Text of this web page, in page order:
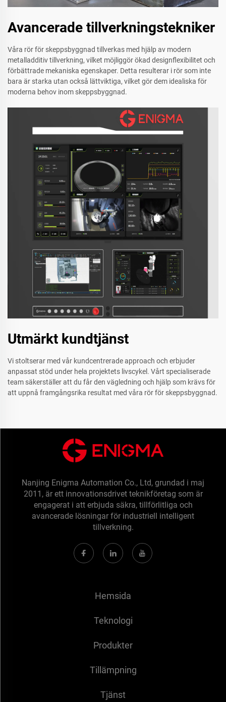
Avancerade tillverkningstekniker
Våra rör för skeppsbyggnad tillverkas med hjälp av modern
metalladditiv tillverkning, vilket möjliggör ökad designflexibilitet och
förbättrade mekaniska egenskaper. Detta resulterar i rör som inte
bara är starka utan också lättviktiga, vilket gör dem idealiska för
moderna behov inom skeppsbyggnad.
Utmärkt kundtjänst
Vi stoltserar med vår kundcentrerade approach och erbjuder
anpassat stöd under hela projektets livscykel. Vårt specialiserade
team säkerställer att du får den vägledning och hjälp som krävs för
att uppnå framgångsrika resultat med våra rör för skeppsbyggnad.
Nanjing Enigma Automation Co., Ltd, grundad i maj
2011, är ett innovationsdrivet teknikföretag som är
engagerat i att erbjuda säkra, tillförlitliga och
avancerade lösningar för industriell intelligent
tillverkning.
Hemsida
Teknologi
Produkter
Tillämpning
Tjänst